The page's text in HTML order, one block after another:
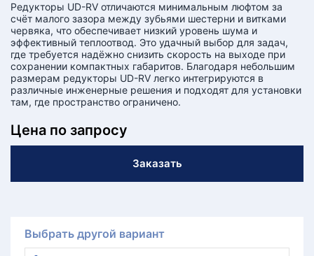
Редукторы UD-RV отличаются минимальным люфтом за
счёт малого зазора между зубьями шестерни и витками
червяка, что обеспечивает низкий уровень шума и
эффективный теплоотвод. Это удачный выбор для задач,
где требуется надёжно снизить скорость на выходе при
сохранении компактных габаритов. Благодаря небольшим
размерам редукторы UD-RV легко интегрируются в
различные инженерные решения и подходят для установки
там, где пространство ограничено.
Цена по запросу
Заказать
Выбрать другой вариант